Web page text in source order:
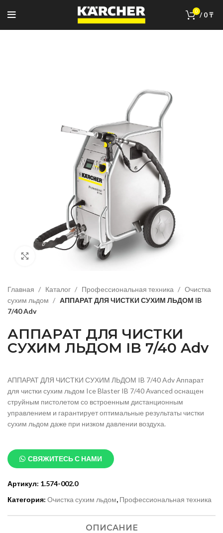
0 / 0₸
Нажмите, чтобы увеличить изображение
Главная Каталог Профессиональная техника
Очистка
сухим льдом
АППАРАТ ДЛЯ ЧИСТКИ СУХИМ ЛЬДОМ IB
7/40 Adv
АППАРАТ ДЛЯ ЧИСТКИ
СУХИМ ЛЬДОМ IB 7/40 Adv
АППАРАТ ДЛЯ ЧИСТКИ СУХИМ ЛЬДОМ IB 7/40 Adv Аппарат
для чистки сухим льдом Ice Blaster IB 7/40 Avanced оснащен
струйным пистолетом со встроенным дистанционным
управлением и гарантирует оптимальные результаты чистки
сухим льдом даже при низком давлении воздуха.
СВЯЖИТЕСЬ С НАМИ
Артикул: 1.574-002.0
Категория: Очистка сухим льдом, Профессиональная техника
ОПИСАНИЕ